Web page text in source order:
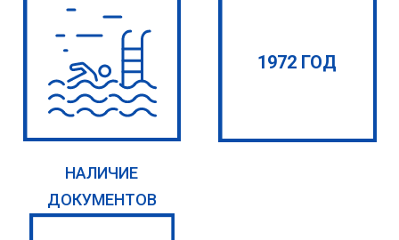
1972 ГОД
НАЛИЧИЕ
ДОКУМЕНТОВ